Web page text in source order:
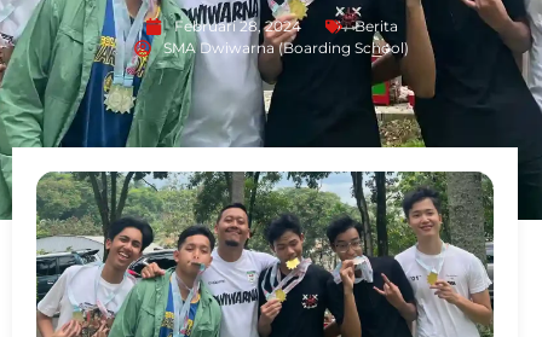
Februari 28, 2024
Berita
SMA Dwiwarna (Boarding School)